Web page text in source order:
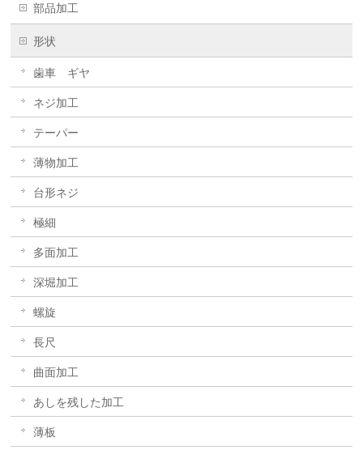
部品加工
形状
歯車 ギヤ
ネジ加工
テーパー
薄物加工
台形ネジ
極細
多面加工
深堀加工
螺旋
長尺
曲面加工
あしを残した加工
薄板